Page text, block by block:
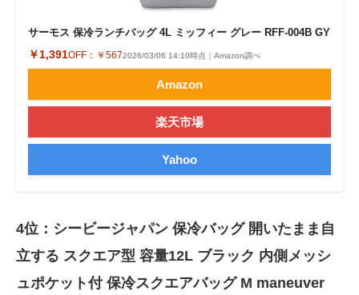
サーモス 保冷ランチバッグ 4L ミッフィー グレー RFF-004B GY
￥1,391OFF： ￥5672026/03/06 14:10時点｜Amazon調べ
Amazon
楽天市場
Yahoo
4位：シービージャパン 保冷バッグ 開いたまま自
立する スクエア型 容量12L ブラック 内側メッシ
ュポケット付 保冷スクエアバッグ M maneuver